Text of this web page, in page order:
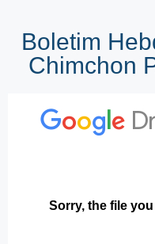
Boletim
Chimchon